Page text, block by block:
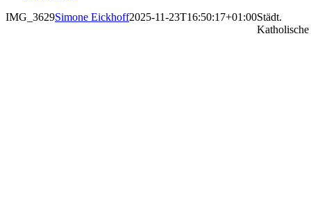
IMG_3629Simone Eickhoff2025-11-23T16:50:17+01:00Städt.
Katholische